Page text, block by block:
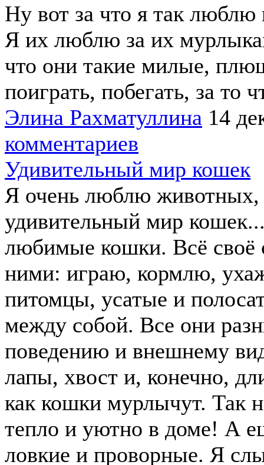
Ну вот за что я так
Я их люблю за их
что они такие милые,
поиграть, побегать, за то
Элина Рахматуллина 14
комментариев
Удивительный мир кошек
Я очень люблю животных,
удивительный мир
любимые кошки. Всё своё
ними: играю, кормлю,
питомцы, усатые и
между собой. Все они
поведению и внешнему
лапы, хвост и, конечно,
как кошки мурлычут. Так
тепло и уютно в доме! А
ловкие и проворные. Я